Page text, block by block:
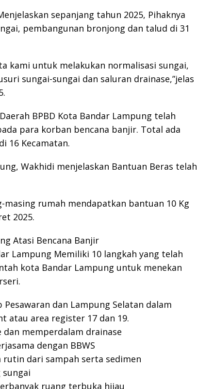
sepanjang tahun 2025, Pihaknya
pembangunan bronjong dan talud di 31
kami untuk melakukan normalisasi sungai,
sungai-sungai dan saluran drainase,”jelas
BPBD Kota Bandar Lampung telah
para korban bencana banjir. Total ada
16 Kecamatan.
Wakhidi menjelaskan Bantuan Beras telah
masing rumah mendapatkan bantuan 10 Kg
2025.
Atasi Bencana Banjir
Lampung Memiliki 10 langkah yang telah
kota Bandar Lampung untuk menekan
Pesawaran dan Lampung Selatan dalam
atau area register 17 dan 19.
memperdalam drainase
dengan BBWS
rutin dari sampah serta sedimen
sungai
ruang terbuka hijau